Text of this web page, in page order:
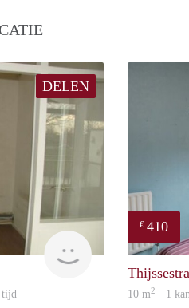
DELEN
tijd
€ 410
10 m2 · 1